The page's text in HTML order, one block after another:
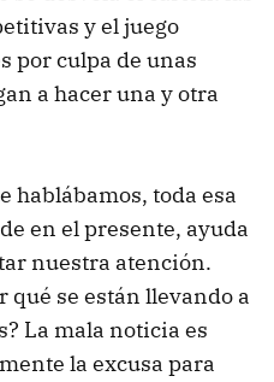
y el juego
por culpa de unas
a hacer una y otra
hablábamos, toda esa
en el presente, ayuda
nuestra atención.
qué se están llevando a
La mala noticia es
la excusa para